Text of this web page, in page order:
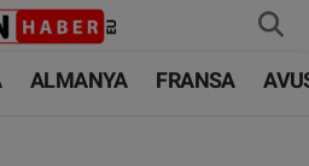
ALMANYA FRANSA